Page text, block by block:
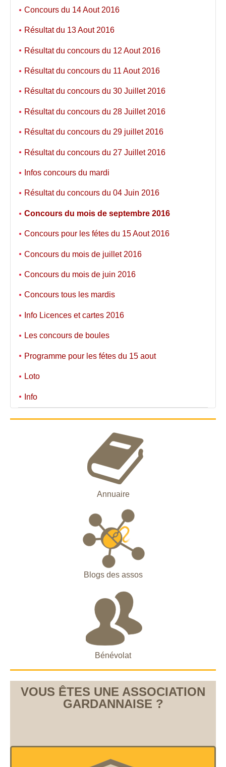
Concours du 14 Aout 2016
Résultat du 13 Aout 2016
Résultat du concours du 12 Aout 2016
Résultat du concours du 11 Aout 2016
Résultat du concours du 30 Juillet 2016
Résultat du concours du 28 Juillet 2016
Résultat du concours du 29 juillet 2016
Résultat du concours du 27 Juillet 2016
Infos concours du mardi
Résultat du concours du 04 Juin 2016
Concours du mois de septembre 2016
Concours pour les fétes du 15 Aout 2016
Concours du mois de juillet 2016
Concours du mois de juin 2016
Concours tous les mardis
Info Licences et cartes 2016
Les concours de boules
Programme pour les fétes du 15 aout
Loto
Info
Annuaire
Blogs des assos
Bénévolat
VOUS ÊTES UNE ASSOCIATION
GARDANNAISE ?